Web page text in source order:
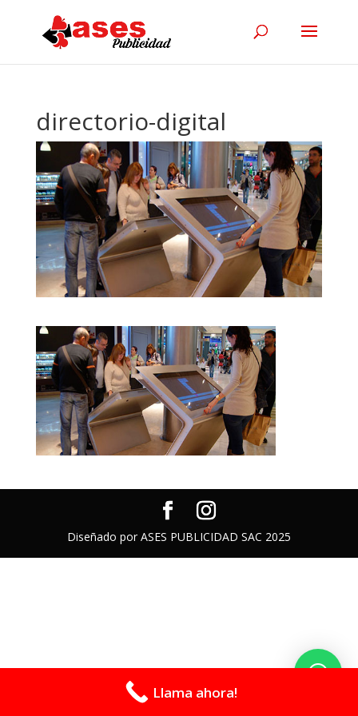
directorio-digital
Diseñado por ASES PUBLICIDAD SAC 2025
Llama ahora!